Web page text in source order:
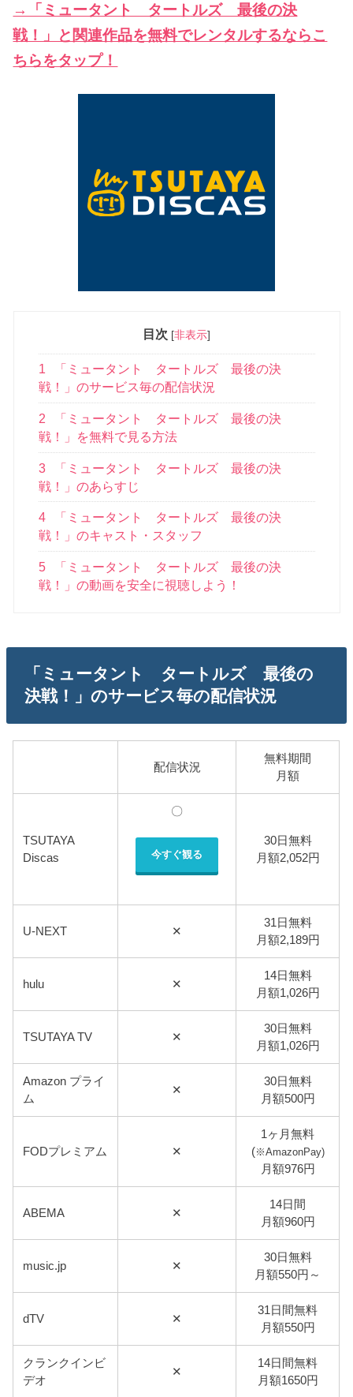
→「ミュータント タートルズ 最後の決
戦！」と関連作品を無料でレンタルするならこ
ちらをタップ！
目次 [非表示]
1
「ミュータント タートルズ 最後の決
戦！」のサービス毎の配信状況
2
「ミュータント タートルズ 最後の決
戦！」を無料で見る方法
3
「ミュータント タートルズ 最後の決
戦！」のあらすじ
4
「ミュータント タートルズ 最後の決
戦！」のキャスト・スタッフ
5
「ミュータント タートルズ 最後の決
戦！」の動画を安全に視聴しよう！
「ミュータント タートルズ 最後の
決戦！」のサービス毎の配信状況
配信状況
無料期間
月額
TSUTAYA
Discas
〇
今すぐ観る
30日無料
月額2,052円
U-NEXT ✕
31日無料
月額2,189円
hulu ✕
14日無料
月額1,026円
TSUTAYA TV ✕
30日無料
月額1,026円
Amazon プライ
ム
✕
30日無料
月額500円
FODプレミアム ✕
1ヶ月無料
(※AmazonPay)
月額976円
ABEMA ✕
14日間
月額960円
music.jp ✕
30日無料
月額550円～
dTV ✕
31日間無料
月額550円
クランクインビ
デオ
✕
14日間無料
月額1650円